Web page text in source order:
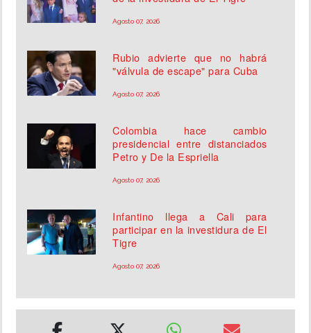
Agosto 07, 2026
Rubio advierte que no habrá
"válvula de escape" para Cuba
Agosto 07, 2026
Colombia hace cambio
presidencial entre distanciados
Petro y De la Espriella
Agosto 07, 2026
Infantino llega a Cali para
participar en la investidura de El
Tigre
Agosto 07, 2026